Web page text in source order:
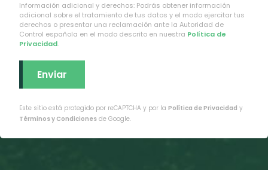
Información adicional y derechos: Podrás obtener información
adicional sobre el tratamiento de tus datos y el modo ejercitar tus
derechos o presentar una reclamación ante la Autoridad de
Control española en el modo descrito en nuestra Política de
Privacidad.
Este sitio está protegido por reCAPTCHA y por la Política de Privacidad y
Términos y Condiciones de Google.